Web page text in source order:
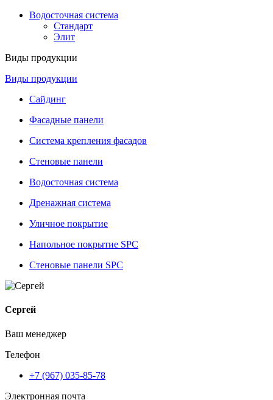
Водосточная система
Стандарт
Элит
Виды продукции
Виды продукции
Сайдинг
Фасадные панели
Система крепления фасадов
Стеновые панели
Водосточная система
Дренажная система
Уличное покрытие
Напольное покрытие SPC
Стеновые панели SPC
Сергей
Ваш менеджер
Телефон
+7 (967) 035-85-78
Электронная почта